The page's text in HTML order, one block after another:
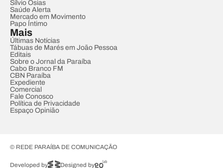
Sílvio Osias
Saúde Alerta
Mercado em Movimento
Papo Íntimo
Mais
Últimas Notícias
Tábuas de Marés em João Pessoa
Editais
Sobre o Jornal da Paraíba
Cabo Branco FM
CBN Paraíba
Expediente
Comercial
Fale Conosco
Política de Privacidade
Espaço Opinião
© REDE PARAÍBA DE COMUNICAÇÃO
Developed by Designed by